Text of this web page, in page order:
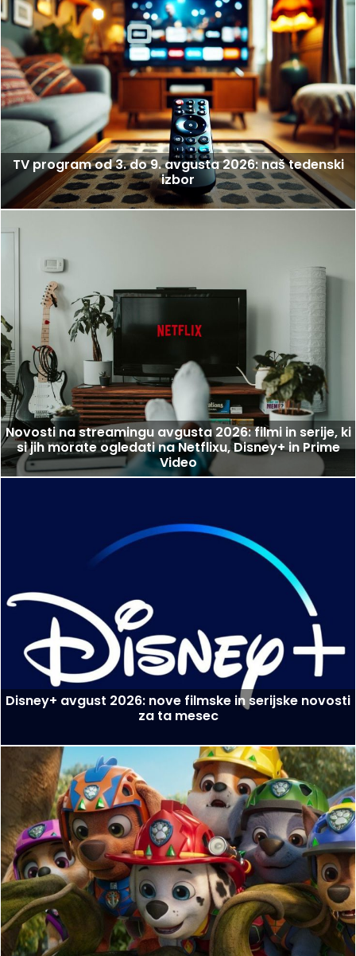
TV program od 3. do 9. avgusta 2026: naš tedenski
izbor
Novosti na streamingu avgusta 2026: filmi in serije, ki
si jih morate ogledati na Netflixu, Disney+ in Prime
Video
Disney+ avgust 2026: nove filmske in serijske novosti
za ta mesec